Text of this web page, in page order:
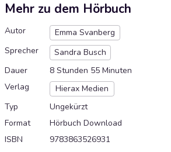
Mehr zu dem Hörbuch
Autor
Emma Svanberg
Sprecher
Sandra Busch
Dauer
8 Stunden 55 Minuten
Verlag
Hierax Medien
Typ
Ungekürzt
Format
Hörbuch Download
ISBN
9783863526931